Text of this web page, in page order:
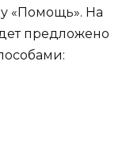
«Помощь». На
предложено